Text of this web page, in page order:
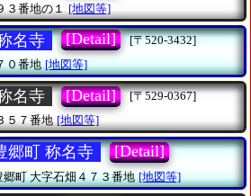
３番地の１ [地図等]
名寺 [Detail]
[〒520-3432]
０番地 [地図等]
名寺 [Detail]
[〒529-0367]
５７番地 [地図等]
郷町 称名寺 [Detail]
郷町大字石畑４７３番地 [地図等]